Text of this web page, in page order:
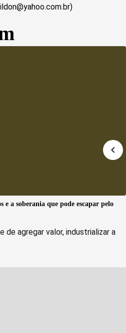
)
e a soberania que pode escapar pelo
de agregar valor, industrializar a